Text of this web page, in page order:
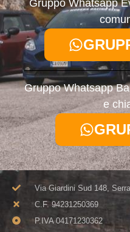
Gruppo Whatsapp
Gruppo Whatsapp
e
Via Giardini Sud 148,
C.F. 94231250369​
P.IVA 04171230362​